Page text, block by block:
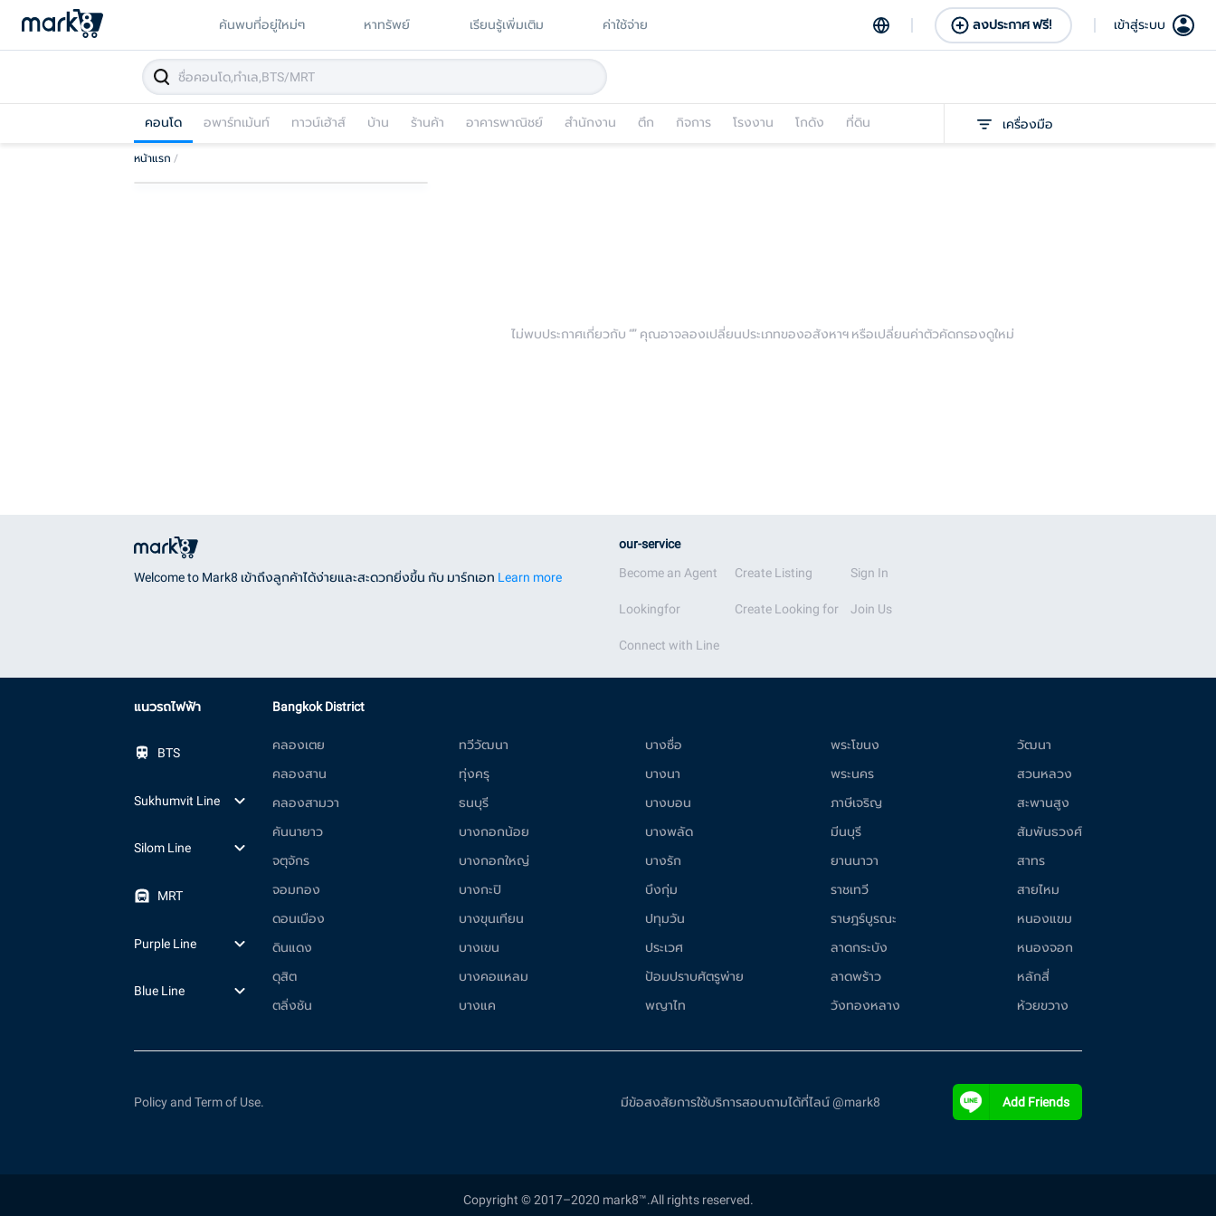
ค้นพบที่อยู่ใหม่ๆ หาทรัพย์ เรียนรู้เพิ่มเติม ค่าใช้จ่าย ลงประกาศ ฟรี! เข้าสู่ระบบ
คอนโด อพาร์ทเม้นท์ ทาวน์เฮ้าส์ บ้าน ร้านค้า อาคารพาณิชย์ สำนักงาน ตึก กิจการ โรงงาน โกดัง ที่ดิน เครื่องมือ
หน้าแรก /
ไม่พบประกาศเกี่ยวกับ “” คุณอาจลองเปลี่ยนประเภทของอสังหาฯ หรือเปลี่ยนค่าตัวคัดกรองดูใหม่
Welcome to Mark8 เข้าถึงลูกค้าได้ง่ายและสะดวกยิ่งขึ้น กับ มาร์กเอท Learn more
our-service
Become an Agent
Lookingfor
Connect with Line
Create Listing
Create Looking for
Sign In
Join Us
แนวรถไฟฟ้า
BTS
Sukhumvit Line
Silom Line
MRT
Purple Line
Blue Line
Bangkok District
คลองเตย
คลองสาน
คลองสามวา
คันนายาว
จตุจักร
จอมทอง
ดอนเมือง
ดินแดง
ดุสิต
ตลิ่งชัน
ทวีวัฒนา
ทุ่งครุ
ธนบุรี
บางกอกน้อย
บางกอกใหญ่
บางกะปิ
บางขุนเทียน
บางเขน
บางคอแหลม
บางแค
บางซื่อ
บางนา
บางบอน
บางพลัด
บางรัก
บึงกุ่ม
ปทุมวัน
ประเวศ
ป้อมปราบศัตรูพ่าย
พญาไท
พระโขนง
พระนคร
ภาษีเจริญ
มีนบุรี
ยานนาวา
ราชเทวี
ราษฎร์บูรณะ
ลาดกระบัง
ลาดพร้าว
วังทองหลาง
วัฒนา
สวนหลวง
สะพานสูง
สัมพันธวงศ์
สาทร
สายไหม
หนองแขม
หนองจอก
หลักสี่
ห้วยขวาง
Policy and Term of Use. มีข้อสงสัยการใช้บริการสอบถามได้ที่ไลน์ @mark8 Add Friends
Copyright © 2017–2020 mark8™.All rights reserved.